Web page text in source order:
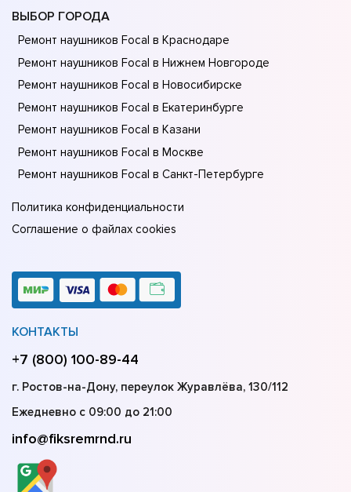
ВЫБОР ГОРОДА
Ремонт наушников Focal в Краснодаре
Ремонт наушников Focal в Нижнем Новгороде
Ремонт наушников Focal в Новосибирске
Ремонт наушников Focal в Екатеринбурге
Ремонт наушников Focal в Казани
Ремонт наушников Focal в Москве
Ремонт наушников Focal в Санкт-Петербурге
Политика конфиденциальности
Соглашение о файлах cookies
КОНТАКТЫ
+7 (800) 100-89-44
г. Ростов-на-Дону, переулок Журавлёва, 130/112
Ежедневно с 09:00 до 21:00
info@fiksremrnd.ru